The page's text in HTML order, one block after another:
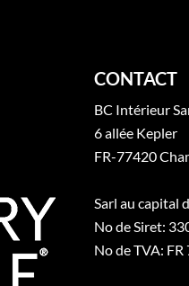
CONTACT
BC Intérieur
6 allée Kepler
FR-77420
Sarl au capital
No de Siret:
No de TVA: